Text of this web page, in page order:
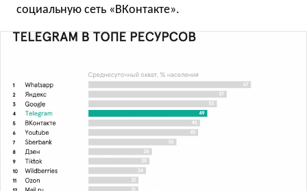
социальную сеть «ВКонтакте».